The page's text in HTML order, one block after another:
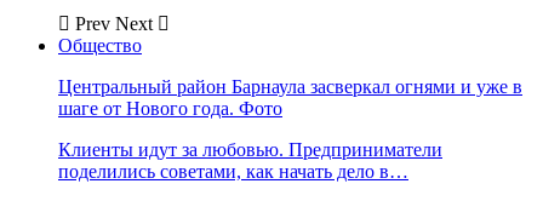
Prev Next
Общество
Центральный район Барнаула засверкал огнями и уже в
шаге от Нового года. Фото
Клиенты идут за любовью. Предприниматели
поделились советами, как начать дело в…